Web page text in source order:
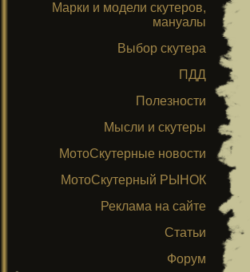
Марки и модели скутеров,
мануалы
Выбор скутера
ПДД
Полезности
Мысли и скутеры
МотоСкутерные новости
МотоСкутерный РЫНОК
Реклама на сайте
Статьи
Форум